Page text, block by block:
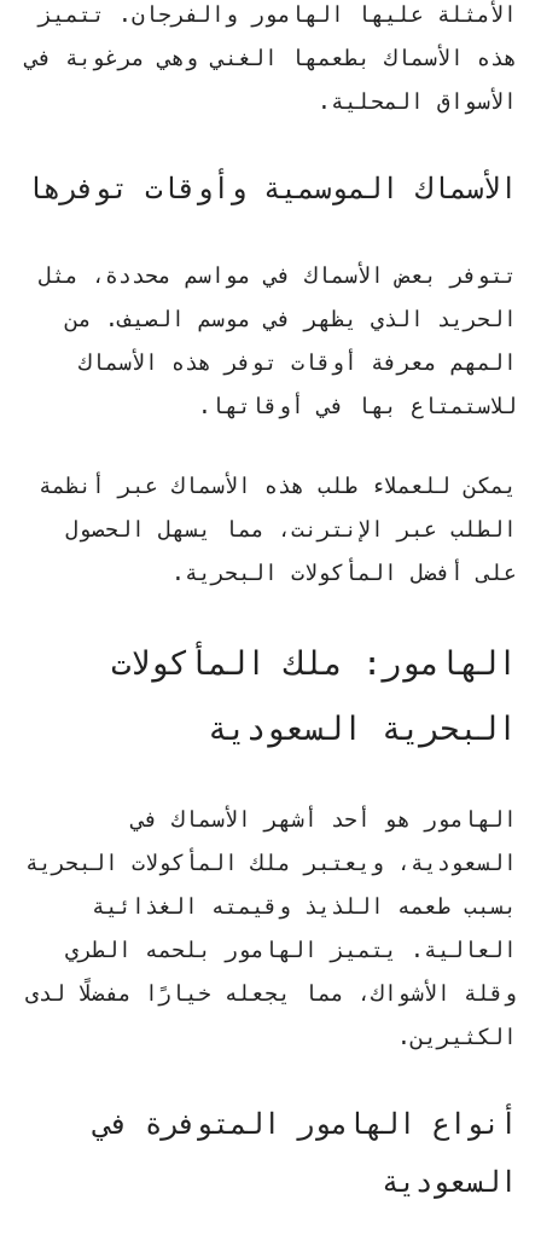
الأمثلة عليها
الهامور و الفرجان. تتميز
هذه الأسماك بطعمها الغني وهي مرغوبة في
الأسواق المحلية.
الأسماك الموسمية وأوقات توفرها
تتوفر بعض الأسماك في مواسم محددة، مثل
الحريد الذي يظهر في موسم الصيف. من
المهم معرفة أوقات توفر هذه الأسماك
للاستمتاع بها في أوقاتها.
يمكن للعملاء طلب هذه الأسماك عبر أنظمة
الطلب عبر الإنترنت، مما يسهل الحصول
على أفضل المأكولات البحرية.
الهامور: ملك المأكولات
البحرية السعودية
الهامور هو أحد أشهر الأسماك في
السعودية، ويعتبر ملك المأكولات البحرية
بسبب طعمه اللذيذ وقيمته الغذائية
العالية. يتميز الهامور بلحمه الطري
وقلة الأشواك، مما يجعله خيارًا مفضلًا لدى
الكثيرين.
أنواع الهامور المتوفرة في
السعودية